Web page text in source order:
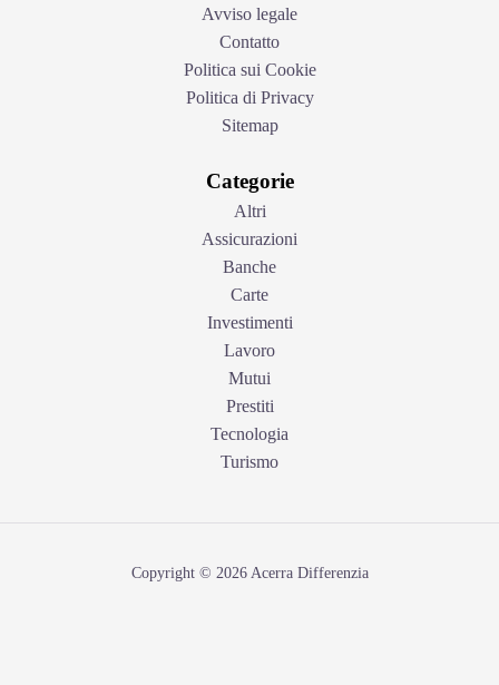
Avviso legale
Contatto
Politica sui Cookie
Politica di Privacy
Sitemap
Categorie
Altri
Assicurazioni
Banche
Carte
Investimenti
Lavoro
Mutui
Prestiti
Tecnologia
Turismo
Copyright © 2026 Acerra Differenzia